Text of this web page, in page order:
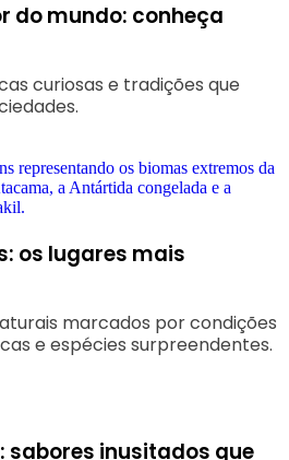
do mundo: conheça
curiosas e tradições que
os lugares mais
marcados por condições
e espécies surpreendentes.
sabores inusitados que